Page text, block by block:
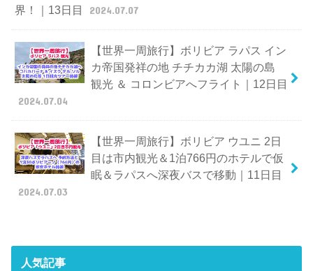
界！｜13日目
2024.07.07
【世界一周旅行】ボリビア ラパス イン
カ帝国発祥の地 チチカカ湖 太陽の島
観光 ＆ コロンビアへフライト｜12日目
2024.07.04
【世界一周旅行】ボリビア ウユニ 2日
目は市内観光＆1泊766円のホテルで仮
眠＆ラパスへ深夜バスで移動｜11日目
2024.07.03
人気記事